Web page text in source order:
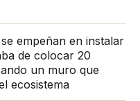
empeñan en instalar
de colocar 20
un muro que
ecosistema